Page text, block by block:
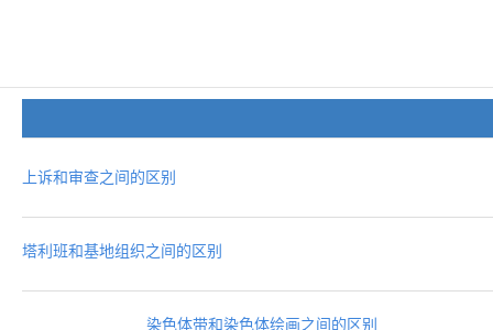
上诉和审查之间的区别
塔利班和基地组织之间的区别
染色体带和染色体绘画之间的区别